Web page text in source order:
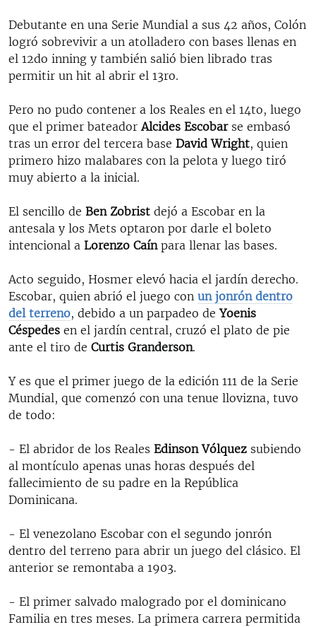
Debutante en una Serie Mundial a sus 42 años, Colón
logró sobrevivir a un atolladero con bases llenas en
el 12do inning y también salió bien librado tras
permitir un hit al abrir el 13ro.
Pero no pudo contener a los Reales en el 14to, luego
que el primer bateador Alcides Escobarse embasó
tras un error del tercera base David Wright, quien
primero hizo malabares con la pelota y luego tiró
muy abierto a la inicial.
El sencillo de Ben Zobrist dejó a Escobar en la
antesala y los Mets optaron por darle el boleto
intencional a Lorenzo Caínpara llenar las bases.
Acto seguido, Hosmer elevó hacia el jardín derecho.
Escobar, quien abrió el juego con un jonrón dentro
del terreno, debido a un parpadeo deYoenis
Céspedes en el jardín central, cruzó el plato de pie
ante el tiro de Curtis Granderson.
Y es que el primer juego de la edición 111 de la Serie
Mundial, que comenzó con una tenue llovizna, tuvo
de todo:
- El abridor de los Reales Edinson Vólquez subiendo
al montículo apenas unas horas después del
fallecimiento de su padre en la República
Dominicana.
- El venezolano Escobar con el segundo jonrón
dentro del terreno para abrir un juego del clásico. El
anterior se remontaba a 1903.
- El primer salvado malogrado por el dominicano
Familia en tres meses. La primera carrera permitida